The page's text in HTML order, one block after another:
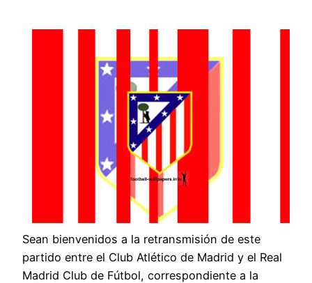
Sean bienvenidos a la retransmisión de este
partido entre el Club Atlético de Madrid y el Real
Madrid Club de Fútbol, correspondiente a la